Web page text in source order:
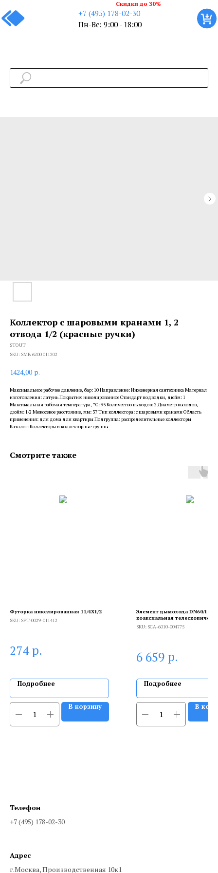
+7 (495) 178-02-30
Пн-Вс: 9:00 - 18:00
Скидки до 30%
Коллектор с шаровыми кранами 1, 2
отвода 1/2 (красные ручки)
STOUT
SKU: SMB 6200 011202
1424,00 р.
Максимальное рабочее давление, бар: 10 Направление: Инженерная сантехника Материал
изготовления: латунь Покрытие: никелированное Стандарт подводки, дюйм: 1
Максимальная рабочая температура, °С: 95 Количество выходов: 2 Диаметр выходов,
дюйм: 1/2 Межосевое расстояние, мм: 37 Тип коллектора: с шаровыми кранами Область
применения: для дома для квартиры Подгруппа: распределительные коллекторы
Каталог: Коллекторы и коллекторные группы
Смотрите также
Футорка никелированная 11/4X1/2
SKU: SFT-0029-011412
274 р.
Подробнее
В корзину
Элемент дымохода DN60/100
коаксиальная
мм п/м, уплотнения и хомут в
комплекте
SKU: SCA-6010-004775
6 659 р.
Подробнее
В
Телефон
+7 (495) 178-02-30
Адрес
г.Москва, Производственная 10к1